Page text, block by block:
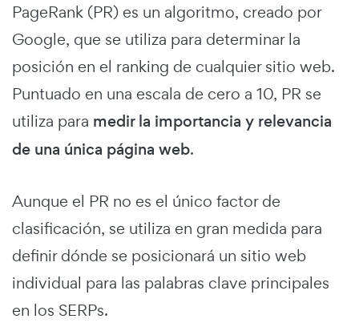
PageRank (PR) es un algoritmo, creado por
Google, que se utiliza para determinar la
posición en el ranking de cualquier sitio web.
Puntuado en una escala de cero a 10, PR se
utiliza para medir la importancia y relevancia
de una única página web.
Aunque el PR no es el único factor de
clasificación, se utiliza en gran medida para
definir dónde se posicionará un sitio web
individual para las palabras clave principales
en los SERPs.